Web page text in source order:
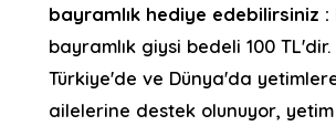
bayramlık hediye edebilirsiniz :
bayramlık giysi bedeli 100 TL'dir.
Türkiye'de ve Dünya'da
ailelerine destek olunuyor,